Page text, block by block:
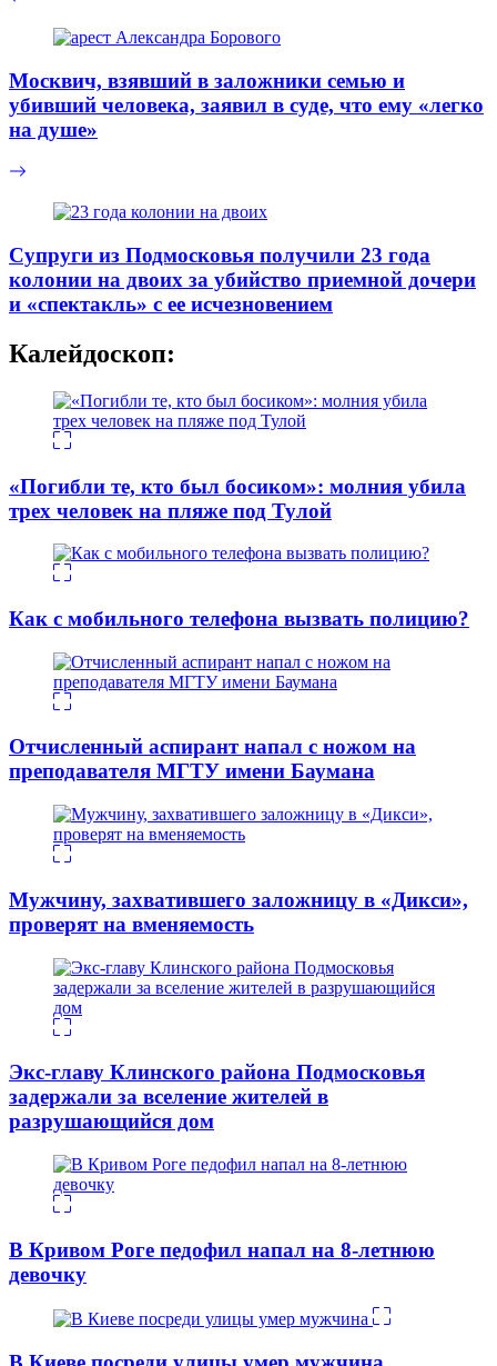
Москвич, взявший в заложники семью и
убивший человека, заявил в суде, что ему «легко
на душе»
Супруги из Подмосковья получили 23 года
колонии на двоих за убийство приемной дочери
и «спектакль» с ее исчезновением
Калейдоскоп:
«Погибли те, кто был босиком»: молния убила
трех человек на пляже под Тулой
Как с мобильного телефона вызвать полицию?
Отчисленный аспирант напал с ножом на
преподавателя МГТУ имени Баумана
Мужчину, захватившего заложницу в «Дикси»,
проверят на вменяемость
Экс-главу Клинского района Подмосковья
задержали за вселение жителей в
разрушающийся дом
В Кривом Роге педофил напал на 8-летнюю
девочку